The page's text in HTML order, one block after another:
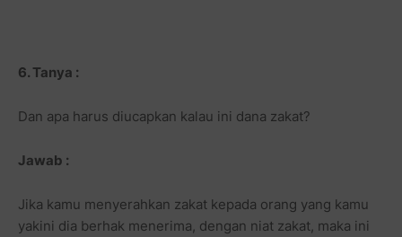
6. Tanya :
Dan apa harus diucapkan kalau ini dana zakat?
Jawab :
Jika kamu menyerahkan zakat kepada orang yang kamu
yakini dia berhak menerima, dengan niat zakat, maka ini